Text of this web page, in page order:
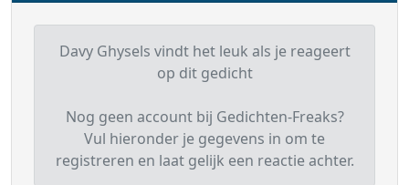
Davy Ghysels vindt het leuk als je reageert
op dit gedicht
Nog geen account bij Gedichten-Freaks?
Vul hieronder je gegevens in om te
registreren en laat gelijk een reactie achter.